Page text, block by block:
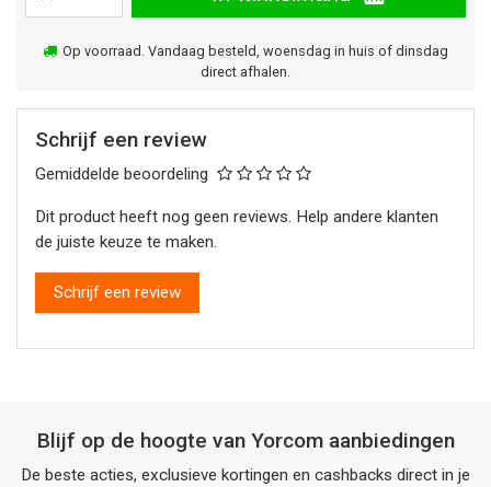
Op voorraad. Vandaag besteld, woensdag in huis of dinsdag
direct afhalen.
Schrijf een review
Gemiddelde beoordeling
Dit product heeft nog geen reviews. Help andere klanten
de juiste keuze te maken.
Schrijf een review
Blijf op de hoogte van Yorcom aanbiedingen
De beste acties, exclusieve kortingen en cashbacks direct in je